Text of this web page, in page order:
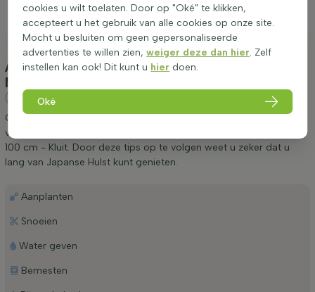
Aanplanten & verzorging Japanse Hulst / Ilex
Maximowicziana Kanehirae 80-100 cm - Kluit
(Japanse Hulst)
Graag geven wij een aantal tips betreffende het aanplanten en
verzorgen van Japanse Hulst / Ilex Maximowicziana Kanehirae 80-
100 cm - Kluit. Door deze tips op te volgen weet u zeker dat u
lang van Japanse Hulst kunt genieten.
Aanplanten
Snoeien
Water geven
Bemesten
cookies u wilt toelaten. Door op "Oké" te klikken,
accepteert u het gebruik van alle cookies op onze site.
Mocht u besluiten om geen gepersonaliseerde
advertenties te willen zien,weiger deze dan hier. Zelf
instellen kan ook! Dit kunt u hier doen.
Oké